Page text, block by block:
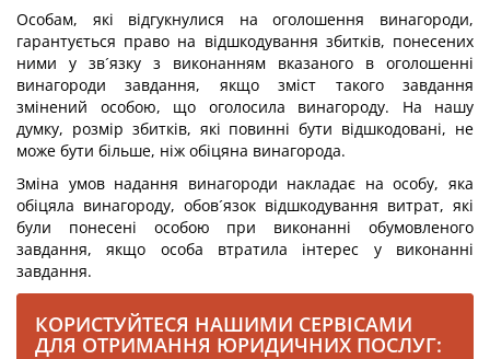
Особам, які відгукнулися на оголошення винагороди,
гарантується право на відшкодування збитків, понесених
ними у зв´язку з виконанням вказаного в оголошенні
винагороди завдання, якщо зміст такого завдання
змінений особою, що оголосила винагороду. На нашу
думку, розмір збитків, які повинні бути відшкодовані, не
може бути більше, ніж обіцяна винагорода.
Зміна умов надання винагороди накладає на особу, яка
обіцяла винагороду, обов´язок відшкодування витрат, які
були понесені особою при виконанні обумовленого
завдання, якщо особа втратила інтерес у виконанні
завдання.
КОРИСТУЙТЕСЯ НАШИМИ СЕРВІСАМИ
ДЛЯ ОТРИМАННЯ ЮРИДИЧНИХ ПОСЛУГ: